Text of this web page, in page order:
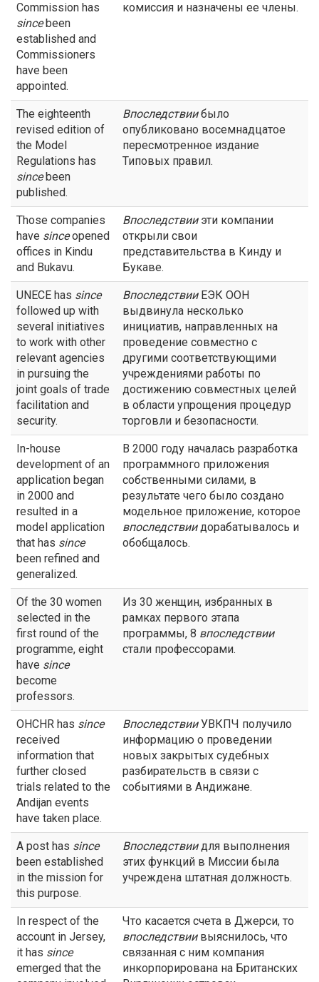
Commission has
sincebeen
established and
Commissioners
have been
appointed.
комиссия и назначены ее члены.
The eighteenth
revised edition of
the Model
Regulations has
sincebeen
published.
Впоследствиибыло
опубликовано восемнадцатое
пересмотренное издание
Типовых правил.
Those companies
have sinceopened
offices in Kindu
and Bukavu.
Впоследствииэти компании
открыли свои
представительства в Кинду и
Букаве.
UNECE has since
followed up with
several initiatives
to work with other
relevant agencies
in pursuing the
joint goals of trade
facilitation and
security.
ВпоследствииЕЭК ООН
выдвинула несколько
инициатив, направленных на
проведение совместно с
другими соответствующими
учреждениями работы по
достижению совместных целей
в области упрощения процедур
торговли и безопасности.
In-house
development of an
application began
in 2000 and
resulted in a
model application
that has since
been refined and
generalized.
В 2000 году началась разработка
программного приложения
собственными силами, в
результате чего было создано
модельное приложение, которое
впоследствиидорабатывалось и
обобщалось.
Of the 30 women
selected in the
first round of the
programme, eight
have since
become
professors.
Из 30 женщин, избранных в
рамках первого этапа
программы, 8 впоследствии
стали профессорами.
OHCHR has since
received
information that
further closed
trials related to the
Andijan events
have taken place.
ВпоследствииУВКПЧ получило
информацию о проведении
новых закрытых судебных
разбирательств в связи с
событиями в Андижане.
A post has since
been established
in the mission for
this purpose.
Впоследствиидля выполнения
этих функций в Миссии была
учреждена штатная должность.
In respect of the
account in Jersey,
it has since
emerged that the
Что касается счета в Джерси, то
впоследствиивыяснилось, что
связанная с ним компания
инкорпорирована на Британских